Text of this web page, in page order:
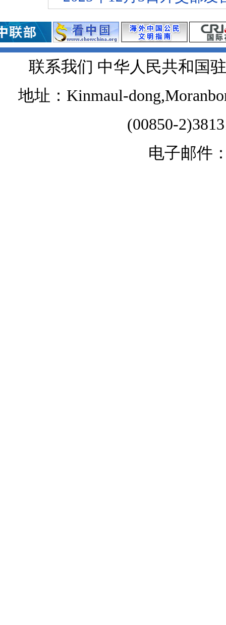
联系我们 中华人民共和国
地址：Kinmaul-
(00850-
电子邮件